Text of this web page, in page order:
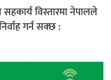
विस्तारमा नेपालले
गर्न सक्छ :